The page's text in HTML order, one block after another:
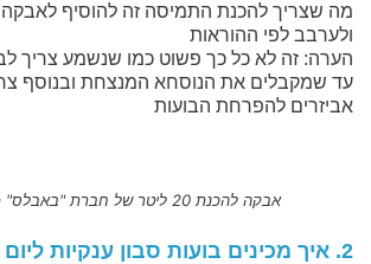
מה שצריך להכנת התמיסה זה להוסיף לאבקה
ולערבב לפי ההוראות
הערה: זה לא כל כך פשוט כמו שנשמע צריך
עד שמקבלים את הנוסחא המנצחת ובנוסף
אביזרים להפרחת הבועות
אבקה להכנת 20 ליטר של חברת "באבלס" כ -20 ש"ח
2. איך מכינים בועות סבון ענקיות